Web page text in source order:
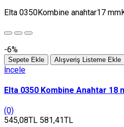
Elta 0350Kombine anahtar17
-6%
Sepete Ekle Alışveriş Listeme Ekle
İncele
Elta 0350 Kombine Anahtar 18
(0)
545,08TL 581,41TL